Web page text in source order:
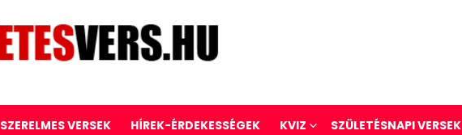
SZERELMES VERSEK HÍREK-ÉRDEKESSÉGEK KVIZ SZÜLETÉSNAPI VERSEK